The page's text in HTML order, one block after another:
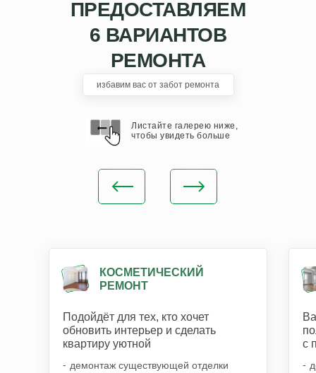
ПРЕДОСТАВЛЯЕМ
6 ВАРИАНТОВ
РЕМОНТА
Листайте галерею ниже,
чтобы увидеть больше
избавим вас от забот ремонта
КОСМЕТИЧЕСКИЙ
РЕМОНТ
Подойдёт для тех, кто хочет
обновить интерьер и сделать
квартиру уютной
- демонтаж существующей отделки
с
-